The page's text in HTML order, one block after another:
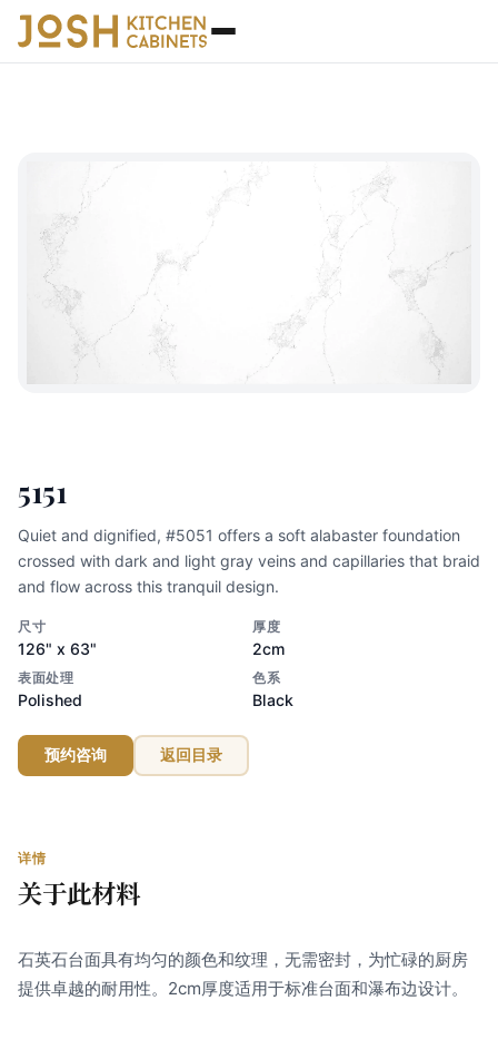
5151
Quiet and dignified, #5051 offers a soft alabaster foundation
crossed with dark and light gray veins and capillaries that braid
and flow across this tranquil design.
尺寸
126" x 63"
厚度
2cm
表面处理
Polished
色系
Black
预约咨询 返回目录
详情
关于此材料
石英石台面具有均匀的颜色和纹理，无需密封，为忙碌的厨房
提供卓越的耐用性。2cm厚度适用于标准台面和瀑布边设计。